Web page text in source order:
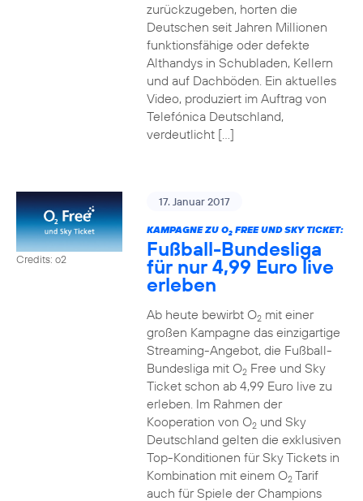
zurückzugeben, horten die
Deutschen seit Jahren Millionen
funktionsfähige oder defekte
Althandys in Schubladen, Kellern
und auf Dachböden. Ein aktuelles
Video, produziert im Auftrag von
Telefónica Deutschland,
verdeutlicht […]
Credits: o2
17. Januar 2017
KAMPAGNE ZU O2FREE UND SKY TICKET:
Fußball-Bundesliga
für nur 4,99 Euro live
erleben
Ab heute bewirbt O2mit einer
großen Kampagne das einzigartige
Streaming-Angebot, die Fußball-
Bundesliga mit O2Free und Sky
Ticket schon ab 4,99 Euro live zu
erleben. Im Rahmen der
Kooperation von O2und Sky
Deutschland gelten die exklusiven
Top-Konditionen für Sky Tickets in
Kombination mit einem O2Tarif
auch für Spiele der Champions